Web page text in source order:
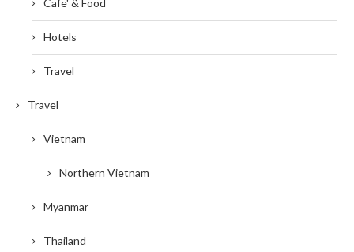
Hotels
Travel
Travel
Vietnam
Northern Vietnam
Myanmar
Thailand